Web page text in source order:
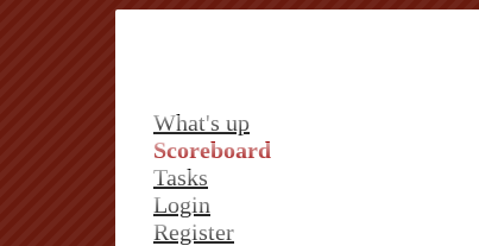
What's up
Scoreboard
Tasks
Login
Register